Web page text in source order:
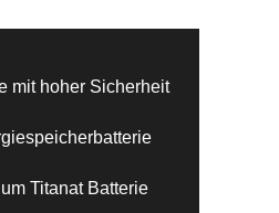
mit hoher Sicherheit
Titanat Batterie